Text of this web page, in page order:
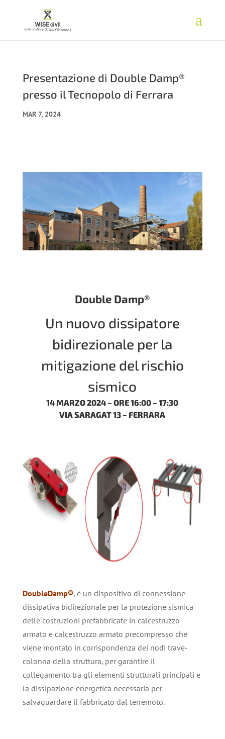
Presentazione di Double Damp®
presso il Tecnopolo di Ferrara
MAR 7, 2024
Double Damp®
Un nuovo dissipatore
bidirezionale per la
mitigazione del rischio
sismico
14 MARZO 2024 – ORE 16:00 – 17:30
VIA SARAGAT 13 – FERRARA
DoubleDamp®, è un dispositivo di connessione
dissipativa bidirezionale per la protezione sismica
delle costruzioni prefabbricate in calcestruzzo
armato e calcestruzzo armato precompresso che
viene montato in corrispondenza dei nodi trave-
colonna della struttura, per garantire il
collegamento tra gli elementi strutturali principali e
la dissipazione energetica necessaria per
salvaguardare il fabbricato dal terremoto.